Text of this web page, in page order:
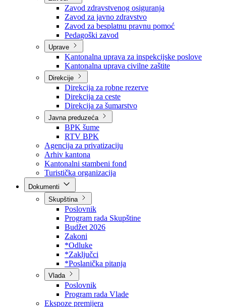
Dom za stara i iznemogla lica
Kantonalna bolnica
Zavodi
Zavod zdravstvenog osiguranja
Zavod za javno zdravstvo
Zavod za besplatnu pravnu pomoć
Pedagoški zavod
Uprave
Kantonalna uprava za inspekcijske poslove
Kantonalna uprava civilne zaštite
Direkcije
Direkcija za robne rezerve
Direkcija za ceste
Direkcija za šumarstvo
Javna preduzeća
BPK šume
RTV BPK
Agencija za privatizaciju
Arhiv kantona
Kantonalni stambeni fond
Turistička organizacija
Skupština
Poslovnik
Program rada Skupštine
Budžet 2026
Zakoni
*Odluke
*Zaključci
*Poslanička pitanja
Vlada